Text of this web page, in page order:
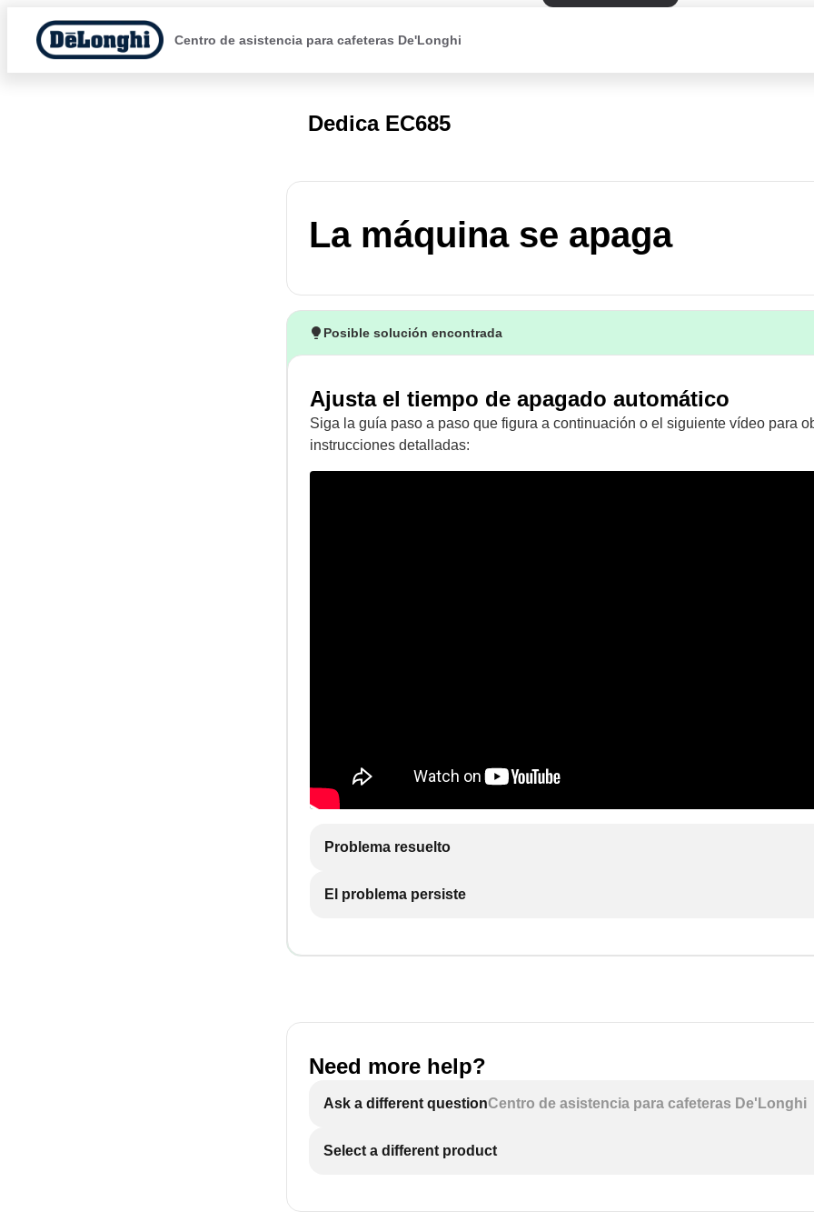
Centro de asistencia para cafeteras De'Longhi
Dedica EC685
La máquina se apaga
Posible solución encontrada
Ajusta el tiempo de apagado automático
Siga la guía paso a paso que figura a continuación o el siguiente vídeo para
instrucciones detalladas:
Problema resuelto
El problema persiste
Need more help?
Ask a different questionCentro de asistencia para cafeteras De'Longhi
Select a different product